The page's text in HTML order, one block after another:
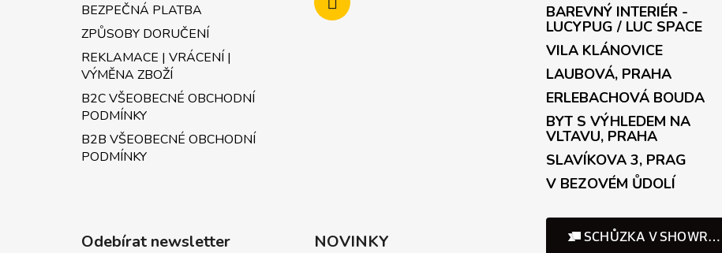
BEZPEČNÁ PLATBA
ZPŮSOBY DORUČENÍ
REKLAMACE | VRÁCENÍ |
VÝMĚNA ZBOŽÍ
B2C VŠEOBECNÉ OBCHODNÍ
PODMÍNKY
B2B VŠEOBECNÉ OBCHODNÍ
PODMÍNKY
BAREVNÝ INTERIÉR -
LUCYPUG / LUC SPACE
VILA KLÁNOVICE
LAUBOVÁ, PRAHA
ERLEBACHOVÁ BOUDA
BYT S VÝHLEDEM NA
VLTAVU, PRAHA
SLAVÍKOVA 3, PRAG
V BEZOVÉM ŮDOLÍ
Odebírat newsletter NOVINKY SCHŮZKA V SHOWROOMU